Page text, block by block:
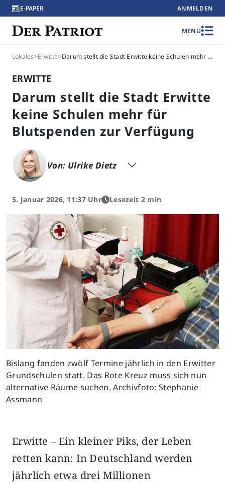
E-PAPER ANMELDEN
MENÜ
Lokales>Erwitte> Darum stellt die Stadt Erwitte keine Schulen mehr für Blutspenden zur Verfügung
ERWITTE
Darum stellt die Stadt Erwitte
keine Schulen mehr für
Blutspenden zur Verfügung
Von: Ulrike Dietz
5. Januar 2026, 11:37 Uhr Lesezeit 2 min
Bislang fanden zwölf Termine jährlich in den Erwitter
Grundschulen statt. Das Rote Kreuz muss sich nun
alternative Räume suchen. Archivfoto: Stephanie
Assmann
Erwitte – Ein kleiner Piks, der Leben
retten kann: In Deutschland werden
jährlich etwa drei Millionen